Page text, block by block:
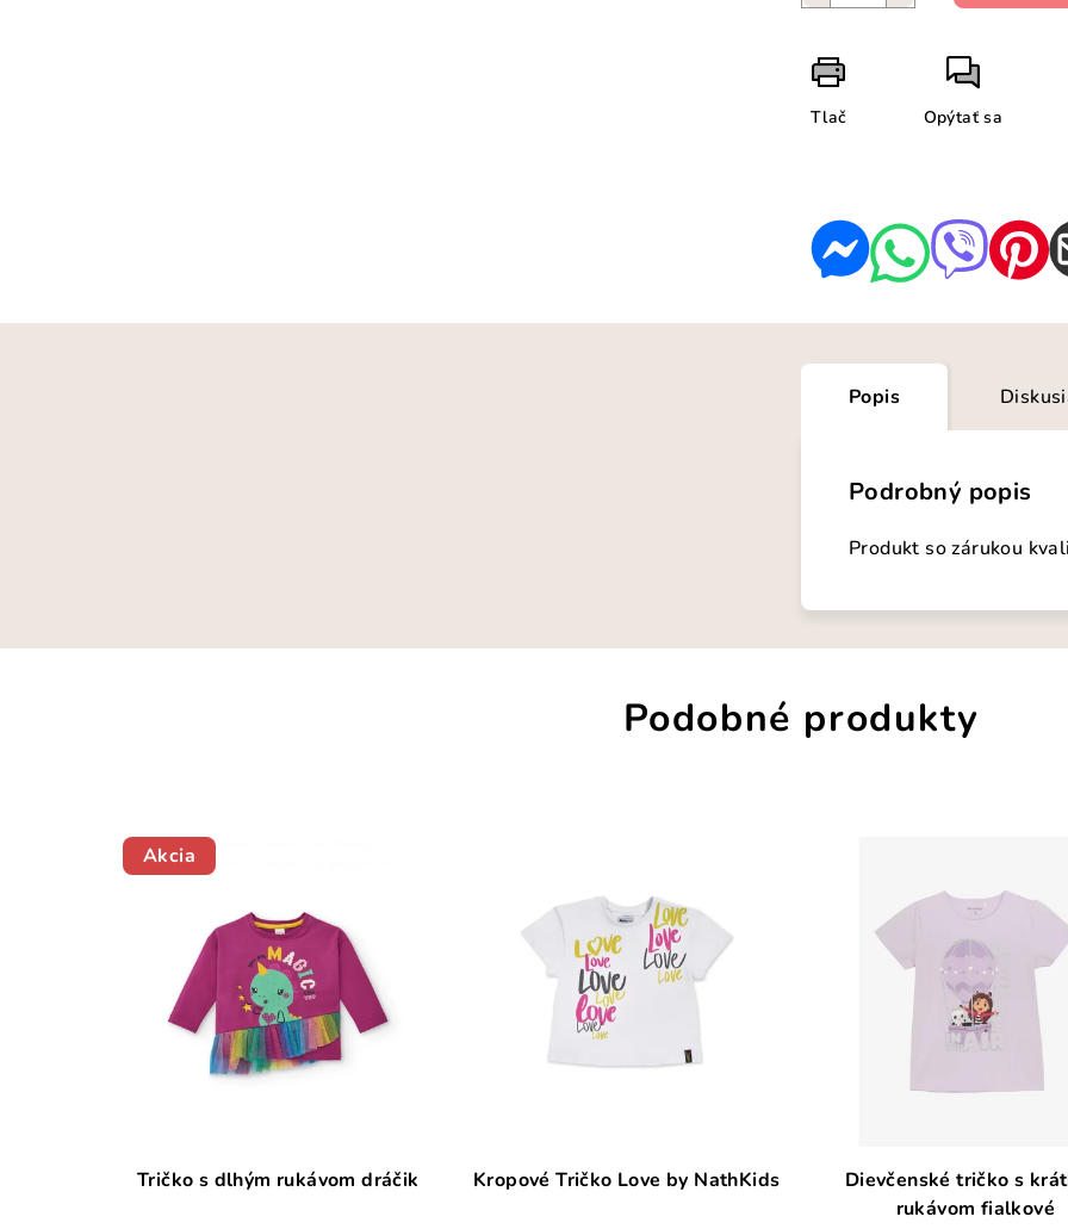
Tlač Opýtať sa
Popis
Podrobný popis
Produkt so zárukou
Podobné produkty
Akcia
Tričko s dlhým rukávom dráčik Kropové Tričko Love by NathKids
Dievčenské tričko s
rukávom fialkové